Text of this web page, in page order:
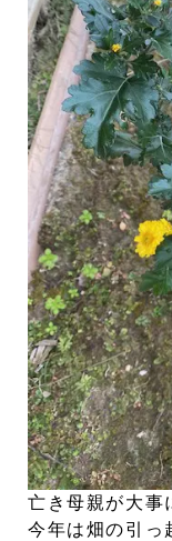
亡き母親が大事
今年は畑の引っ